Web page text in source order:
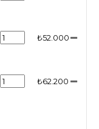
₺52.000
₺62.200